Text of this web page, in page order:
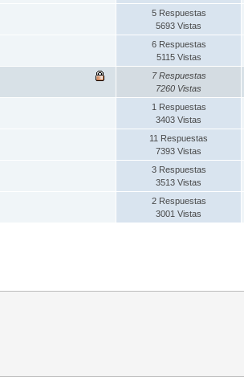
5 Respuestas
5693 Vistas
6 Respuestas
5115 Vistas
7 Respuestas
7260 Vistas
1 Respuestas
3403 Vistas
11 Respuestas
7393 Vistas
3 Respuestas
3513 Vistas
2 Respuestas
3001 Vistas